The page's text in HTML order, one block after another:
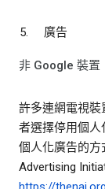
廣告
非 Google 裝置
許多連網電視裝
者選擇停用個人
個人化廣告的
Advertising